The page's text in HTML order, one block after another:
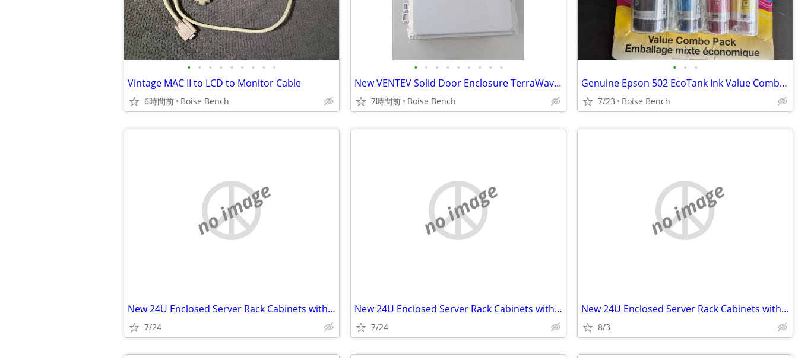
• • • • • • • • •
Vintage MAC II to LCD to Monitor Cable
6時間前 Boise Bench
• • • • • • • • •
New VENTEV Solid Door Enclosure TerraWave - Infra 15x13x7
7時間前 Boise Bench
• • •
Genuine Epson 502 EcoTank Ink Value Combo Pack – New
7/23 Boise Bench
no image
New 24U Enclosed Server Rack Cabinets with Sides, Rails, Mounts Etc
7/24
no image
New 24U Enclosed Server Rack Cabinets with Sides, Rails, Mounts Etc
7/24
no image
New 24U Enclosed Server Rack Cabinets with Sides, Rails, Mounts Etc
8/3